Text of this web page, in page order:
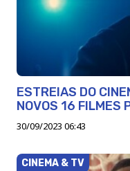
ESTREIAS DO
NOVOS 16 FILMES
30/09/2023 06:43
CINEMA & TV